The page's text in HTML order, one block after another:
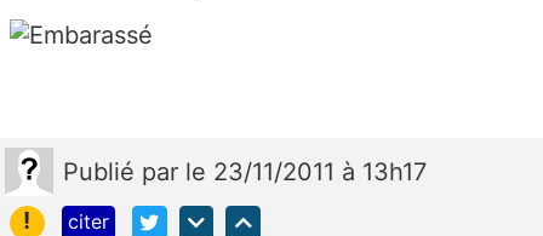
Publié par le 23/11/2011 à 13h17
!
citer